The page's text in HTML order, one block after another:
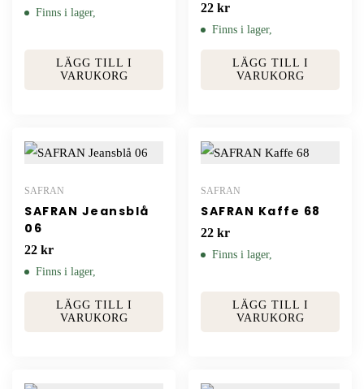
Finns i lager,
LÄGG TILL I
VARUKORG
22 kr
Finns i lager,
LÄGG TILL I
VARUKORG
SAFRAN
SAFRAN Jeansblå
06
22 kr
Finns i lager,
LÄGG TILL I
VARUKORG
SAFRAN
SAFRAN Kaffe 68
22 kr
Finns i lager,
LÄGG TILL I
VARUKORG